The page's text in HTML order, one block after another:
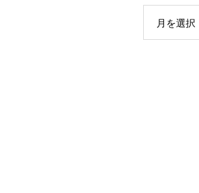
月を選択